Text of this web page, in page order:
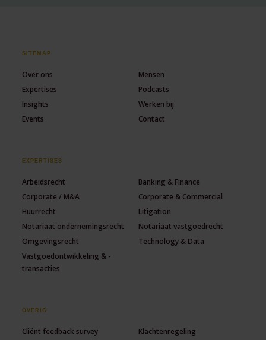
SITEMAP
Over ons
Mensen
Expertises
Podcasts
Insights
Werken bij
Events
Contact
EXPERTISES
Arbeidsrecht
Banking & Finance
Corporate / M&A
Corporate & Commercial
Huurrecht
Litigation
Notariaat ondernemingsrecht
Notariaat vastgoedrecht
Omgevingsrecht
Technology & Data
Vastgoedontwikkeling & -
transacties
OVERIG
Cliënt feedback survey Klachtenregeling